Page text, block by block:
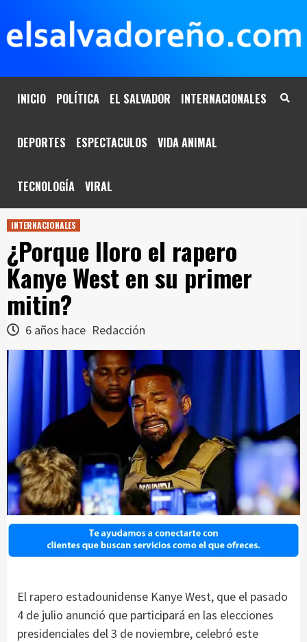
contenido
INICIO POLÍTICA EL SALVADOR INTERNACIONALES
DEPORTES ESPECTACULOS VIDA ANIMAL
TECNOLOGÍA VIRAL
INTERNACIONALES
¿Porque lloro el rapero
Kanye West en su primer
mitin?
6 años hace Redacción
El rapero estadounidense Kanye West, que el pasado
4 de julio anunció que participará en las elecciones
presidenciales del 3 de noviembre, celebró este